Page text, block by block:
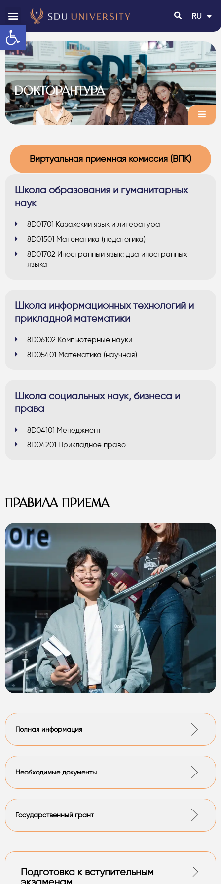
Открыть панель инструментов
RU
EN
Виртуальная приемная комиссия (ВПК)
ДОКТОРАНТУРА
Школа образования и гуманитарных
наук
8D01701 Казахский язык и литература
8D01501 Математика (педагогика)
8D01702 Иностранный язык: два иностранных
языка
Школа информационных технологий и
прикладной математики
8D06102 Компьютерные науки
8D05401 Математика (научная)
Школа социальных наук, бизнеса и
права
8D04101 Менеджмент
8D04201 Прикладное право
ПРАВИЛА ПРИЕМА
Полная информация
Необходимые документы
Государственный грант
Подготовка к вступительным
экзаменам